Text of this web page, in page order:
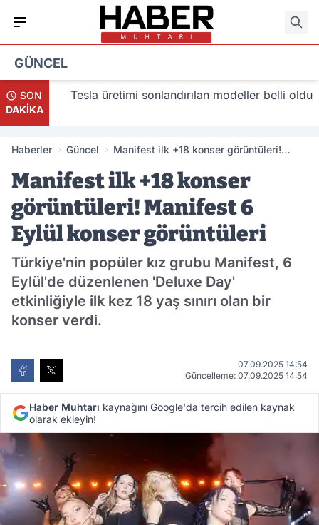
GÜNCEL
SON
DAKİKA
Tesla üretimi sonlandırılan modeller belli oldu
Haberler Güncel
Manifest ilk +18 konser görüntüleri!
Manifest ilk +18 konser
görüntüleri! Manifest 6
Eylül konser görüntüleri
Türkiye'nin popüler kız grubu Manifest, 6
Eylül'de düzenlenen 'Deluxe Day'
etkinliğiyle ilk kez 18 yaş sınırı olan bir
konser verdi.
07.09.2025 14:54
Güncelleme: 07.09.2025 14:54
Haber Muhtarı kaynağını Google'da tercih edilen kaynak
olarak ekleyin!